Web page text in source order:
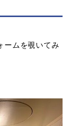
ームを覗いてみ